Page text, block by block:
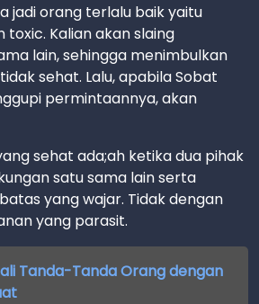
jadi orang terlalu baik yaitu
Kalian akan slaing
lain, sehingga menimbulkan
sehat. Lalu, apabila Sobat
permintaannya, akan
sehat ada;ah ketika dua pihak
satu sama lain serta
yang wajar. Tidak dengan
yang parasit.
Tanda-Tanda Orang dengan